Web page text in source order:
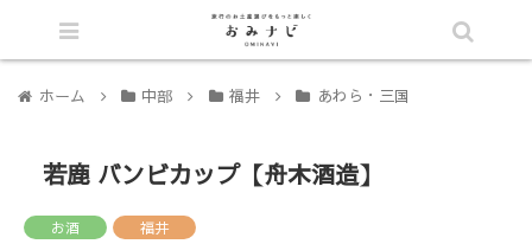
ホーム 中部 福井 あわら・三国
若鹿 バンビカップ【舟木酒造】
お酒
福井
シェア